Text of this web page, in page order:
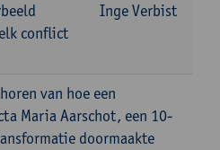
conflict
Inge Verbist
van hoe een
Maria Aarschot, een 10-
doormaakte